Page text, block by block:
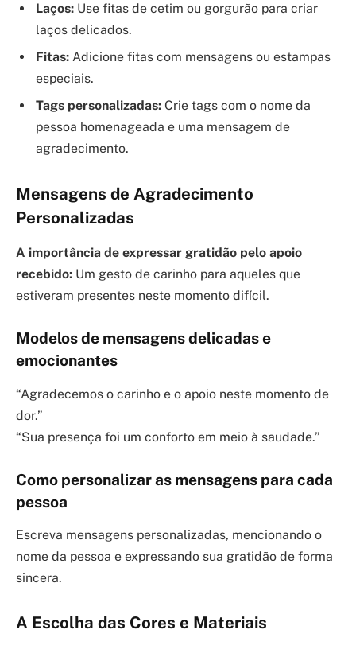
Laços: Use fitas de cetim ou gorgurão para criar
laços delicados.
Fitas: Adicione fitas com mensagens ou estampas
especiais.
Tags personalizadas: Crie tags com o nome da
pessoa homenageada e uma mensagem de
agradecimento.
Mensagens de Agradecimento
Personalizadas
A importância de expressar gratidão pelo apoio
recebido: Um gesto de carinho para aqueles que
estiveram presentes neste momento difícil.
Modelos de mensagens delicadas e
emocionantes
“Agradecemos o carinho e o apoio neste momento de
dor.”
“Sua presença foi um conforto em meio à saudade.”
Como personalizar as mensagens para cada
pessoa
Escreva mensagens personalizadas, mencionando o
nome da pessoa e expressando sua gratidão de forma
sincera.
A Escolha das Cores e Materiais